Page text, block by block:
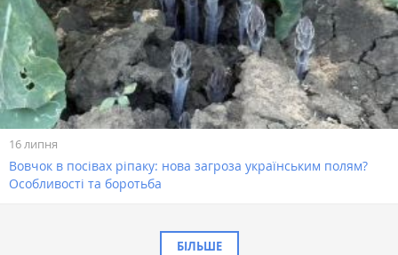
16 липня
Вовчок в посівах ріпаку: нова загроза українським полям?
Особливості та боротьба
БІЛЬШЕ